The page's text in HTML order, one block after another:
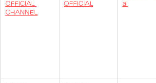
OFFICIAL
CHANNEL
OFFICIAL
al